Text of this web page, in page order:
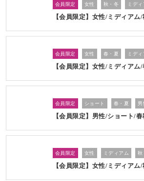
会員限定 女性 秋・冬 ミディ
【会員限定】女性/ミディア
会員限定 女性 春・夏 ミディ
【会員限定】女性/ミディア
会員限定 ショート 春・夏 男
【会員限定】男性/ショート/
会員限定 女性 ミディアム 秋
【会員限定】女性/ミディア